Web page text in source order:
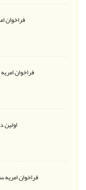
فراخوان
فراخوان
اولین
فراخوان امریه